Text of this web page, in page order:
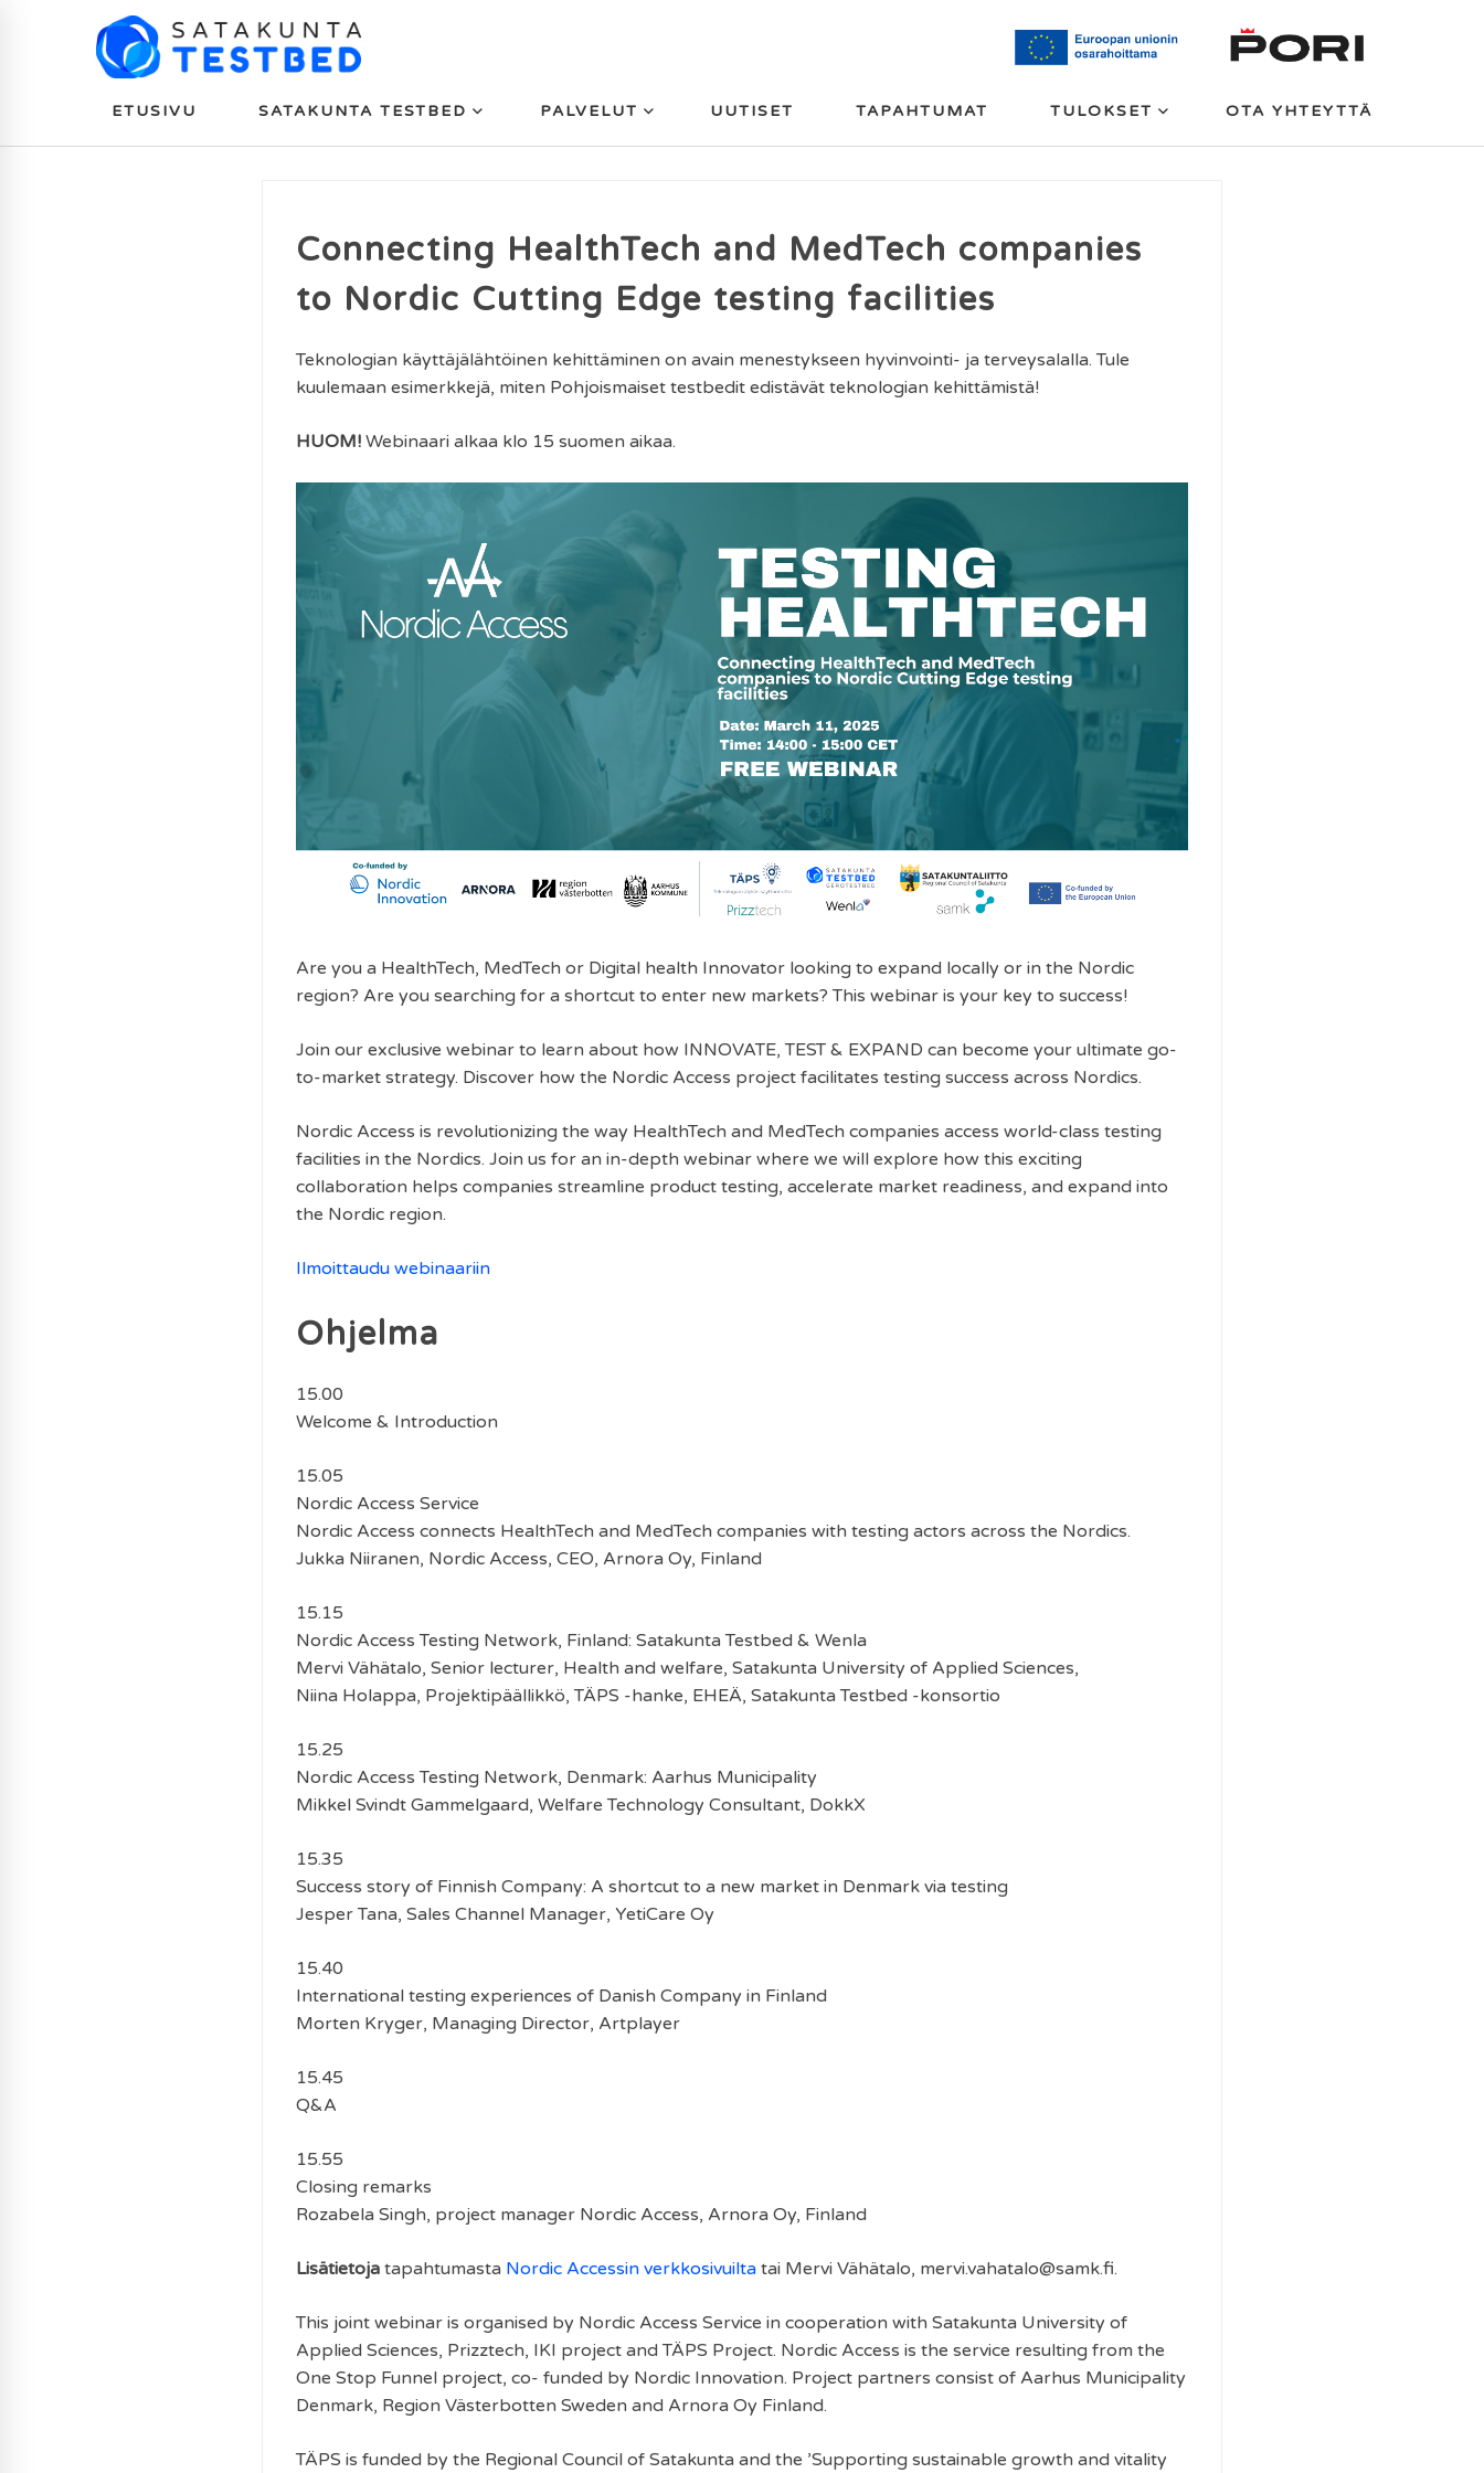
ETUSIVU SATAKUNTA TESTBED PALVELUT UUTISET TAPAHTUMAT TULOKSET OTA YHTEYTTÄ
Connecting HealthTech and MedTech companies
to Nordic Cutting Edge testing facilities
Teknologian käyttäjälähtöinen kehittäminen on avain menestykseen hyvinvointi- ja terveysalalla. Tule
kuulemaan esimerkkejä, miten Pohjoismaiset testbedit edistävät teknologian kehittämistä!
HUOM! Webinaari alkaa klo 15 suomen aikaa.
Are you a HealthTech, MedTech or Digital health Innovator looking to expand locally or in the Nordic
region? Are you searching for a shortcut to enter new markets? This webinar is your key to success!
Join our exclusive webinar to learn about how INNOVATE, TEST & EXPAND can become your ultimate go-
to-market strategy. Discover how the Nordic Access project facilitates testing success across Nordics.
Nordic Access is revolutionizing the way HealthTech and MedTech companies access world-class testing
facilities in the Nordics. Join us for an in-depth webinar where we will explore how this exciting
collaboration helps companies streamline product testing, accelerate market readiness, and expand into
the Nordic region.
Ilmoittaudu webinaariin
Ohjelma
15.00
Welcome & Introduction
15.05
Nordic Access Service
Nordic Access connects HealthTech and MedTech companies with testing actors across the Nordics.
Jukka Niiranen, Nordic Access, CEO, Arnora Oy, Finland
15.15
Nordic Access Testing Network, Finland: Satakunta Testbed & Wenla
Mervi Vähätalo, Senior lecturer, Health and welfare, Satakunta University of Applied Sciences,
Niina Holappa, Projektipäällikkö, TÄPS -hanke, EHEÄ, Satakunta Testbed -konsortio
15.25
Nordic Access Testing Network, Denmark: Aarhus Municipality
Mikkel Svindt Gammelgaard, Welfare Technology Consultant, DokkX
15.35
Success story of Finnish Company: A shortcut to a new market in Denmark via testing
Jesper Tana, Sales Channel Manager, YetiCare Oy
15.40
International testing experiences of Danish Company in Finland
Morten Kryger, Managing Director, Artplayer
15.45
Q&A
15.55
Closing remarks
Rozabela Singh, project manager Nordic Access, Arnora Oy, Finland
Lisätietoja tapahtumasta Nordic Accessin verkkosivuilta tai Mervi Vähätalo, mervi.vahatalo@samk.fi.
This joint webinar is organised by Nordic Access Service in cooperation with Satakunta University of
Applied Sciences, Prizztech, IKI project and TÄPS Project. Nordic Access is the service resulting from the
One Stop Funnel project, co- funded by Nordic Innovation. Project partners consist of Aarhus Municipality
Denmark, Region Västerbotten Sweden and Arnora Oy Finland.
TÄPS is funded by the Regional Council of Satakunta and the ’Supporting sustainable growth and vitality